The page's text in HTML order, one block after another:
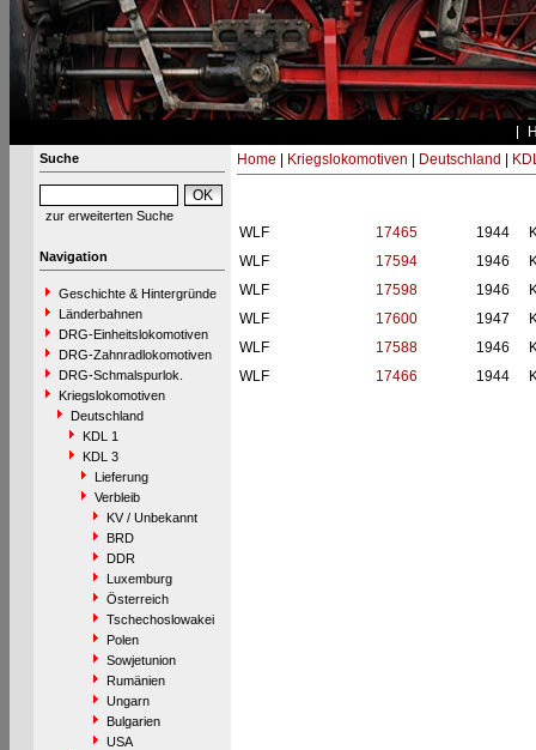
Suche
zur erweiterten Suche
Navigation
Geschichte & Hintergründe
Länderbahnen
DRG-Einheitslokomotiven
DRG-Zahnradlokomotiven
DRG-Schmalspurlok.
Kriegslokomotiven
Deutschland
KDL 1
KDL 3
Lieferung
Verbleib
KV / Unbekannt
BRD
DDR
Luxemburg
Österreich
Tschechoslowakei
Polen
Sowjetunion
Rumänien
Ungarn
Bulgarien
USA
Home Kriegslokomotiven Deutschland
WLF 17465 1944
WLF
17594 1946
WLF
17598 1946
WLF
17600 1947
WLF
17588 1946
WLF
17466 1944